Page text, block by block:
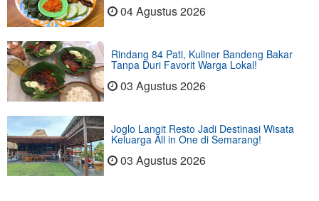
04 Agustus 2026
Rindang 84 Pati, Kuliner Bandeng Bakar
Tanpa Duri Favorit Warga Lokal!
03 Agustus 2026
Joglo Langit Resto Jadi Destinasi Wisata
Keluarga All in One di Semarang!
03 Agustus 2026